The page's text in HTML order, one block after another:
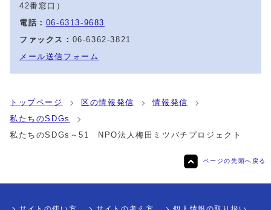
42番窓口）
電話： 06-6313-9683
ファックス： 06-6362-3821
メール送信フォーム
トップページ 区の情報発信
情報発信
私たちのSDGs
私たちのSDGs～51 NPO法人梅田ミツバチプロジェクト
ページの先頭へ戻る